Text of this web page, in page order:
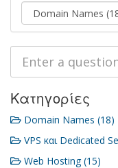
Κατηγορίες
Domain Names (18)
VPS και Dedicated
Web Hosting (15)